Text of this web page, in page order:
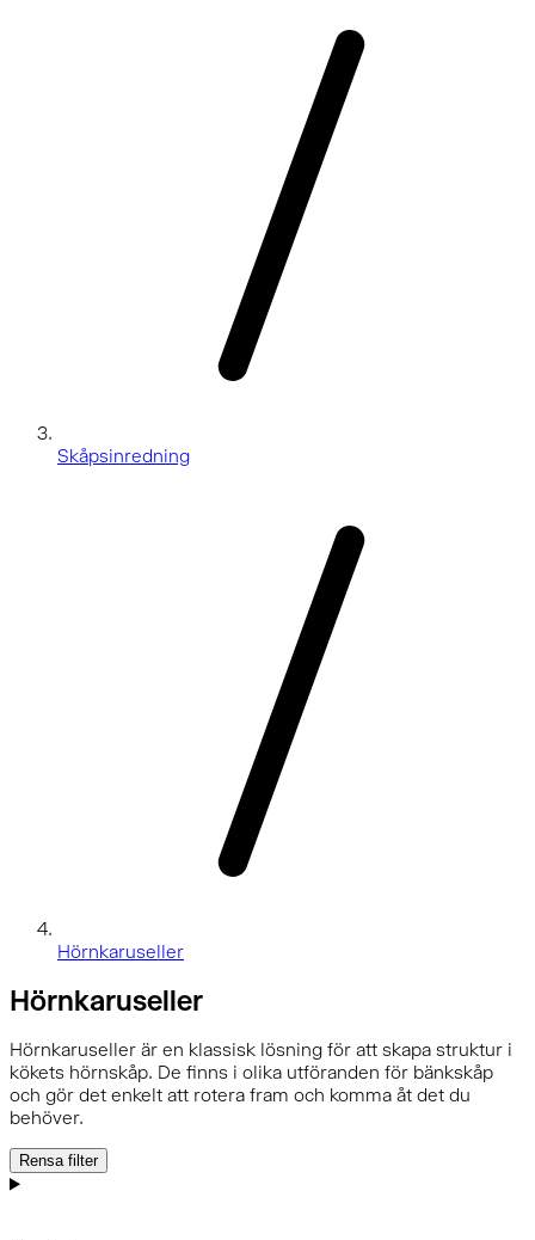
Skåpsinredning
Hörnkaruseller
Hörnkaruseller
Hörnkaruseller är en klassisk lösning för att skapa struktur i
kökets hörnskåp. De finns i olika utföranden för bänkskåp
och gör det enkelt att rotera fram och komma åt det du
behöver.
Rensa filter